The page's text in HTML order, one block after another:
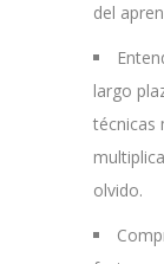
del
largo
técnicas
olvido.